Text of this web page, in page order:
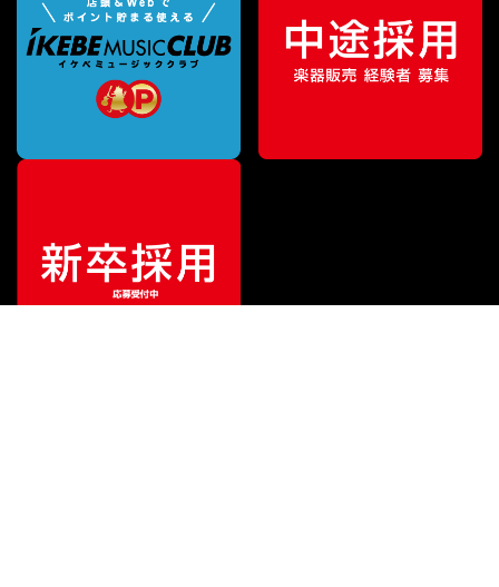
販売価格¥87,120（税込）